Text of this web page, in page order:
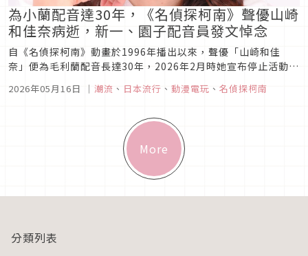
為小蘭配音達30年，《名偵探柯南》聲優山崎
和佳奈病逝，新一、園子配音員發文悼念
自《名偵探柯南》動畫於1996年播出以來，聲優「山崎和佳
奈」便為毛利蘭配音長達30年，2026年2月時她宣布停止活動。
於4月18日病逝，享壽61歲。目前上映中的電影《名偵探柯南：
2026年05月16日 ｜ 潮流 、 日本流行 、 動漫電玩 、 名偵探柯南
More
分類列表